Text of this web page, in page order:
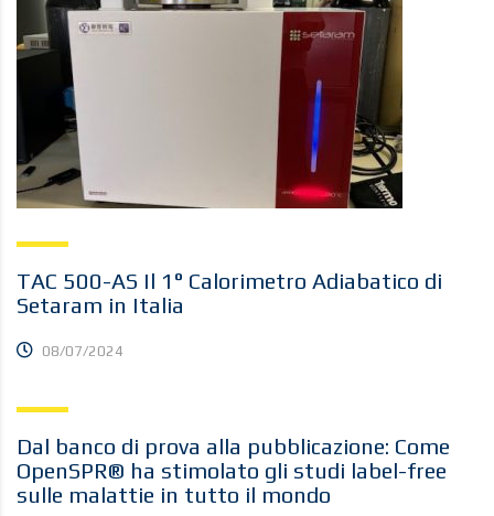
TAC 500-AS Il 1° Calorimetro Adiabatico di
Setaram in Italia
08/07/2024
Dal banco di prova alla pubblicazione: Come
OpenSPR® ha stimolato gli studi label-free
sulle malattie in tutto il mondo